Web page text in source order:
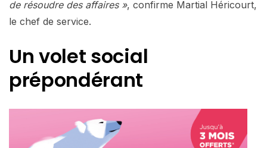
de résoudre des affaires », confirme Martial Héricourt,
le chef de service.
Un volet social
prépondérant